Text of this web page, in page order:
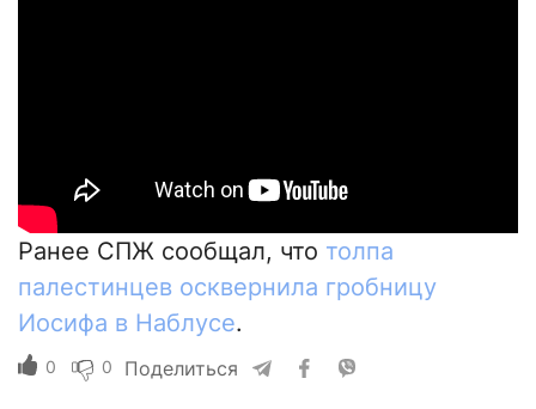
Ранее СПЖ сообщал, что толпа
палестинцев осквернила гробницу
Иосифа в Наблусе.
0 0 Поделиться